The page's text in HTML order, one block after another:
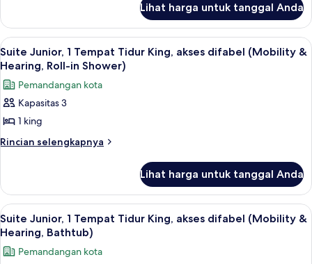
Shower)
akses
difabel
(Mobility
&
Hearing,
Roll-
in
Suite,
Tempat
Tidur
akses
difabel
(Mobility
&
Hearing,
Roll-
Lihat harga untuk tanggal Anda
Lihat
semua
foto
untuk
Suite
Junior,
1
King,
akses
difabel
(Mobility
&
Seprai antialergi, brankas, meja
9
Suite Junior, 1 Tempat Tidur King, akses difabel (Mobility &
Hearing, Roll-in Shower)
Pemandangan kota
Kapasitas 3
1 king
Rincian selengkapnya
Rincian
Suite
Junior,
1
Tempat
King,
Lihat harga untuk tanggal Anda
Lihat
semua
foto
untuk
Seprai antialergi, brankas, meja
7
Suite Junior, 1 Tempat Tidur King, akses difabel (Mobility &
Hearing, Bathtub)
Pemandangan kota